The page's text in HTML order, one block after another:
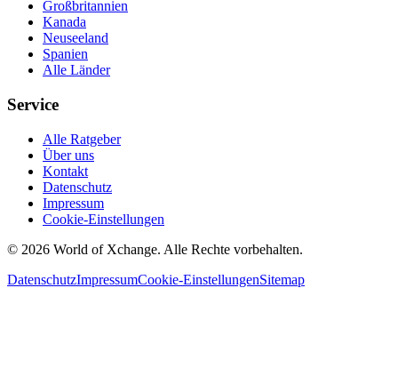
Großbritannien
Kanada
Neuseeland
Spanien
Alle Länder
Service
Alle Ratgeber
Über uns
Kontakt
Datenschutz
Impressum
Cookie-Einstellungen
© 2026 World of Xchange. Alle Rechte vorbehalten.
DatenschutzImpressumCookie-EinstellungenSitemap